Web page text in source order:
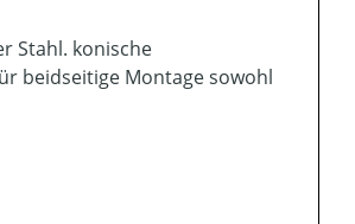
Stahl. konische
beidseitige Montage sowohl